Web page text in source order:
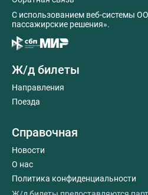
C использованием веб-системы
пассажирские решения».
Ж/д билеты
Направления
Поезда
Справочная
Новости
О нас
Политика конфиденциальности